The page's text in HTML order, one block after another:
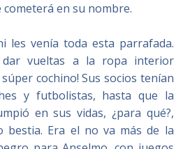
en su nombre.
les venía toda esta parrafada.
vueltas a la ropa interior
cochino! Sus socios tenían
y futbolistas, hasta que la
en sus vidas, ¿para qué?,
bestia. Era el no va más de la